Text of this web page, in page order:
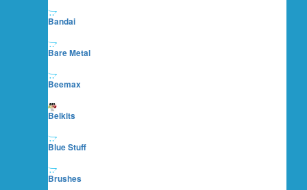
Bandai
Bare Metal
Beemax
Belkits
Blue Stuff
Brushes